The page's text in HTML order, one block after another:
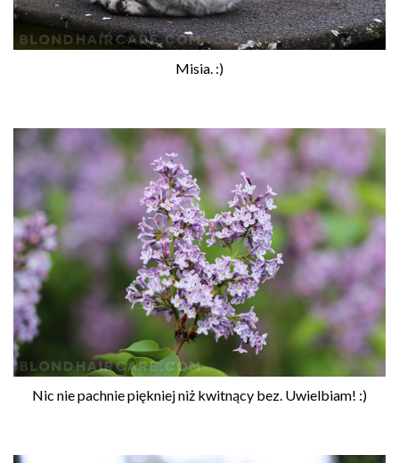
Misia. :)
Nic nie pachnie piękniej niż kwitnący bez. Uwielbiam! :)